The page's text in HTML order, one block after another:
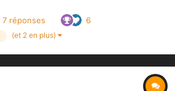
7 réponses 6
(et 2 en plus)